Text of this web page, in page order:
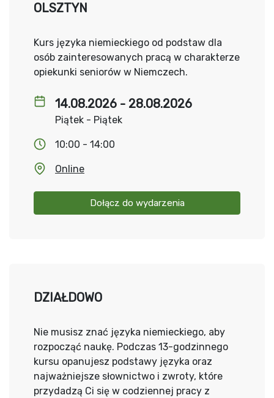
14.08.2026 - 28.08.2026
Piątek - Piątek
10:00 - 14:00
Online
Dołącz do wydarzenia
OLSZTYN
Kurs języka niemieckiego od podstaw dla
osób zainteresowanych pracą w charakterze
opiekunki seniorów w Niemczech.
DZIAŁDOWO
Nie musisz znać języka niemieckiego, aby
rozpocząć naukę. Podczas 13-godzinnego
kursu opanujesz podstawy języka oraz
najważniejsze słownictwo i zwroty, które
przydadzą Ci się w codziennej pracy z